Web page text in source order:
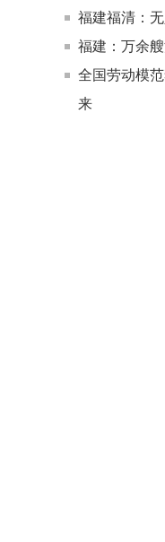
福建福清：
福建：万余
全国劳动模
来